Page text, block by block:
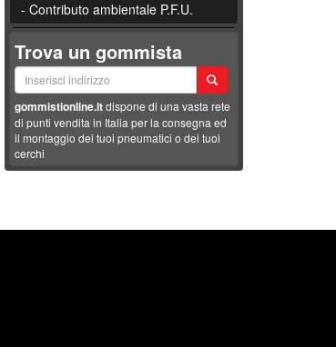
- Contributo ambientale P.F.U.
Trova un gommista
gommistionline.itdispone di una vasta rete
di punti vendita in Italia per la consegna ed
il montaggio dei tuoi pneumatici o dei tuoi
cerchi